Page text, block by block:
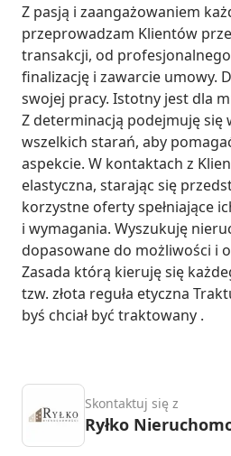
Z pasją i zaangażowaniem
przeprowadzam Klientów
transakcji, od
finalizację i zawarcie umowy.
swojej pracy. Istotny jest dla
Z determinacją podejmuję się
wszelkich starań, aby
aspekcie. W kontaktach z
elastyczna, starając się
korzystne oferty spełniające
i wymagania. Wyszukuję
dopasowane do możliwości i
Zasada którą kieruję się
tzw. złota reguła etyczna
byś chciał być traktowany .
Skontaktuj się z
Ryłko